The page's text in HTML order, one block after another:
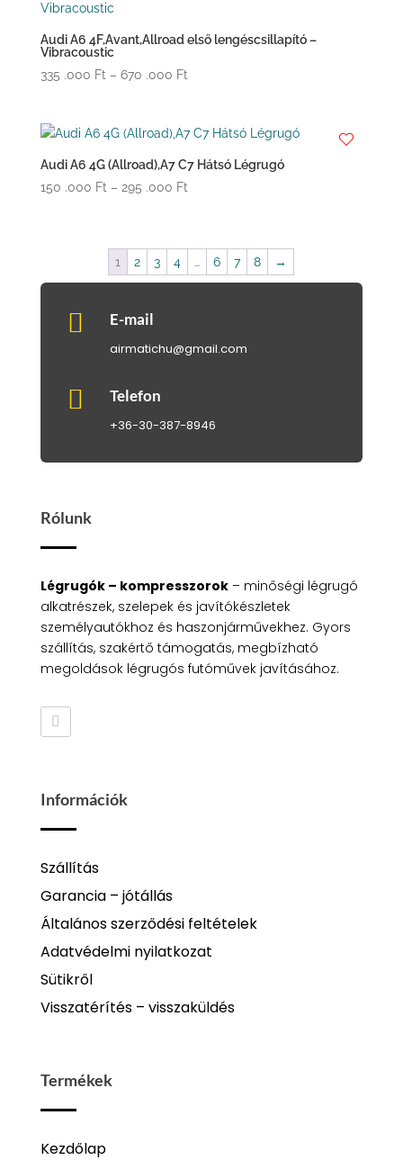
.000 Ft
Audi A6 4F,Avant,Allroad első lengéscsillapító –
Vibracoustic
335 .000 Ft – 670 .000 FtÁrtartomány:
-
670
Audi A6 4G (Allroad),A7 C7 Hátsó Légrugó
150 .000 Ft – 295 .000 FtÁrtartomány:
-
295
1 2 3 4 … 6 7 8 →
 E-mail
airmatichu@gmail.com
 Telefon
+36-30-387-8946
Rólunk
Légrugók – kompresszorok– minőségi légrugó
alkatrészek, szelepek és javítókészletek
személyautókhoz és haszonjárművekhez. Gyors
szállítás, szakértő támogatás, megbízható
megoldások légrugós futóművek javításához.
Információk
Szállítás
Garancia – jótállás
Általános szerződési feltételek
Adatvédelmi nyilatkozat
Sütikről
Visszatérítés – visszaküldés
Termékek
Kezdőlap